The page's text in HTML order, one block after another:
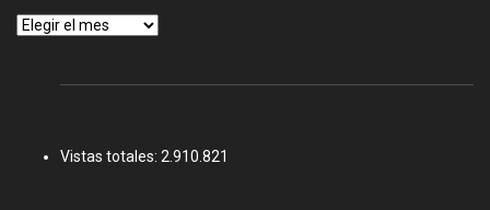
Archivos
Vistas totales: 2.910.821